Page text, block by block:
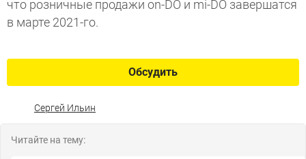
что розничные продажи on-DO и mi-DO завершатся
в марте 2021-го.
Обсудить
Сергей Ильин
Читайте на тему: